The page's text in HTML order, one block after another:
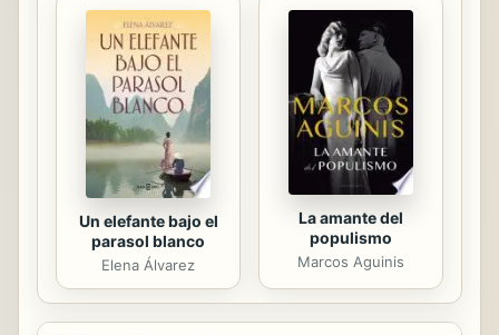
Un elefante bajo el
parasol blanco
Elena Álvarez
La amante del
populismo
Marcos Aguinis